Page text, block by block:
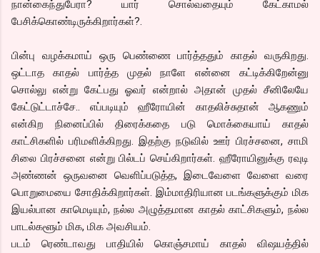
நான்கைந்துபேரா? யார் சொல்வதையும் கேட்காமல்
பேசிக்கொண்டிருக்கிறார்கள்?.
பின்பு வழக்கமாய் ஒரு பெண்ணை பார்த்ததும் காதல் வருகிறது.
ஒட்டாத காதல் பார்த்த முதல் நாளே என்னை கட்டிக்கிறேன்னு
சொல்லு என்று கேட்பது ஓவர் என்றால் அதான் முதல் சீனிலேயே
கேட்டுட்டாச்சே.. எப்படியும் ஹீரோயின் காதலிச்சுதான் ஆகணும்
என்கிற நினைப்பில் திரைக்கதை படு மொக்கையாய் காதல்
காட்சிகளில் பரிமளிக்கிறது. இதற்கு நடுவில் ஊர் பிரச்சனை, சாமி
சிலை பிரச்சனை என்று பில்டப் செய்கிறார்கள். ஹீரோயினுக்கு ரவுடி
அண்ணன் ஒருவனை வெளிப்படுத்த, இடைவேளை வேளை வரை
பொறுமையை சோதிக்கிறார்கள். இம்மாதிரியான படங்களுக்கும் மிக
இயல்பான காமெடியும், நல்ல அழுத்தமான காதல் காட்சிகளும், நல்ல
பாடல்களூம் மிக, மிக அவசியம்.
படம் ரெண்டாவது பாதியில் கொஞ்சமாய் காதல் விஷயத்தில்